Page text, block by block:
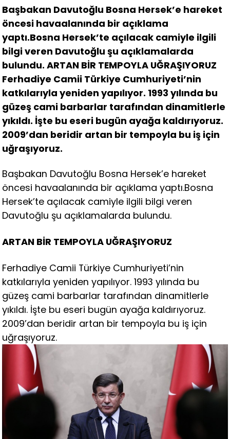
Başbakan Davutoğlu Bosna Hersek’e hareket
öncesi havaalanında bir açıklama
yaptı.Bosna Hersek’te açılacak camiyle ilgili
bilgi veren Davutoğlu şu açıklamalarda
bulundu. ARTAN BİR TEMPOYLA UĞRAŞIYORUZ
Ferhadiye Camii Türkiye Cumhuriyeti’nin
katkılarıyla yeniden yapılıyor. 1993 yılında bu
güzeş cami barbarlar tarafından dinamitlerle
yıkıldı. İşte bu eseri bugün ayağa kaldırıyoruz.
2009’dan beridir artan bir tempoyla bu iş için
uğraşıyoruz.
Başbakan Davutoğlu Bosna Hersek’e hareket
öncesi havaalanında bir açıklama yaptı.Bosna
Hersek’te açılacak camiyle ilgili bilgi veren
Davutoğlu şu açıklamalarda bulundu.
ARTAN BİR TEMPOYLA UĞRAŞIYORUZ
Ferhadiye Camii Türkiye Cumhuriyeti’nin
katkılarıyla yeniden yapılıyor. 1993 yılında bu
güzeş cami barbarlar tarafından dinamitlerle
yıkıldı. İşte bu eseri bugün ayağa kaldırıyoruz.
2009’dan beridir artan bir tempoyla bu iş için
uğraşıyoruz.